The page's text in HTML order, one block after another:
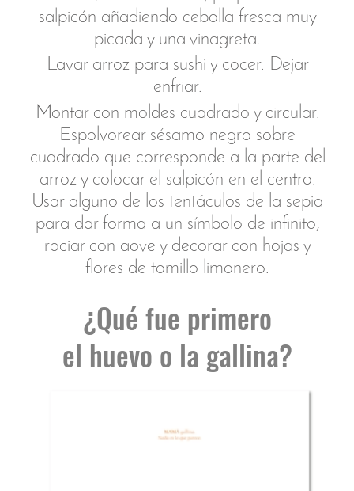
se les permite crecer y expandirse.
de cocción de mariscos y remolacha.
Formar unas bolitas pequeñas y decorar